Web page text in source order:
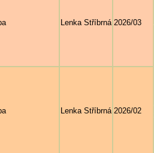
Lenka Stříbrná 2026/03
Lenka Stříbrná 2026/02